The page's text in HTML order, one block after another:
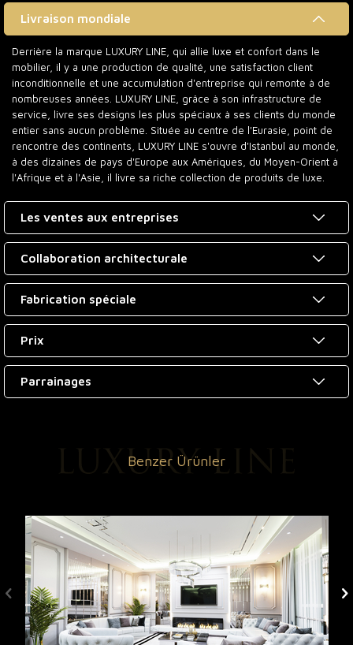
Livraison mondiale
Derrière la marque LUXURY LINE, qui allie luxe et confort dans le
mobilier, il y a une production de qualité, une satisfaction client
inconditionnelle et une accumulation d'entreprise qui remonte à de
nombreuses années. LUXURY LINE, grâce à son infrastructure de
service, livre ses designs les plus spéciaux à ses clients du monde
entier sans aucun problème. Située au centre de l'Eurasie, point de
rencontre des continents, LUXURY LINE s'ouvre d'Istanbul au monde,
à des dizaines de pays d'Europe aux Amériques, du Moyen-Orient à
l'Afrique et à l'Asie, il livre sa riche collection de produits de luxe.
Les ventes aux entreprises
Collaboration architecturale
Fabrication spéciale
Prix
Parrainages
Benzer Ürünler